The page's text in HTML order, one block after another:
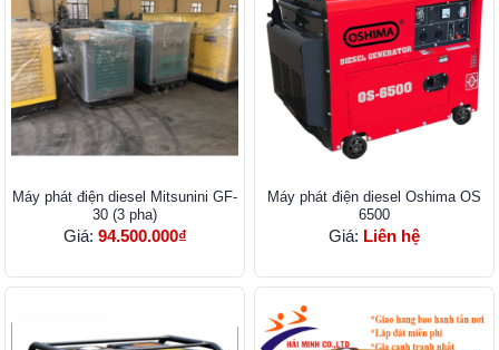
Máy phát điện diesel Mitsunini GF-
30 (3 pha)
Giá: 94.500.000₫
Máy phát điện diesel Oshima OS
6500
Giá: Liên hệ